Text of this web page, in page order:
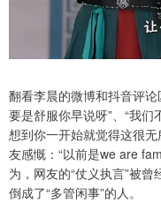
翻看李晨的微博和抖音评
要是舒服你早说呀”、“我
想到你一开始就觉得这很
友感慨：“以前是we are
为，网友的“仗义执言”被
倒成了“多管闲事”的人。